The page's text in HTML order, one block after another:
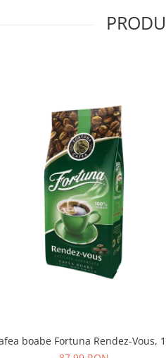
boabe Fortuna Rendez-Vous,